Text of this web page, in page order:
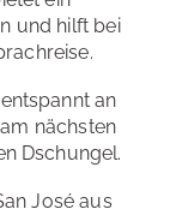
und hilft bei
an
nächsten
Dschungel.
José aus
Nähe